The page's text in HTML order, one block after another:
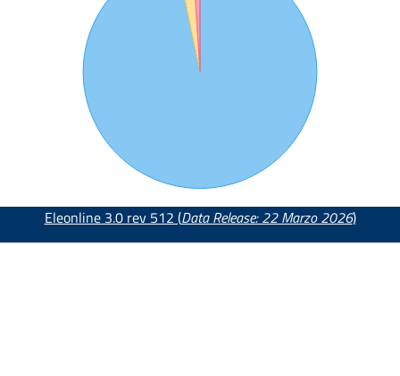
Eleonline 3.0 rev 512 (Data Release: 22 Marzo 2026)